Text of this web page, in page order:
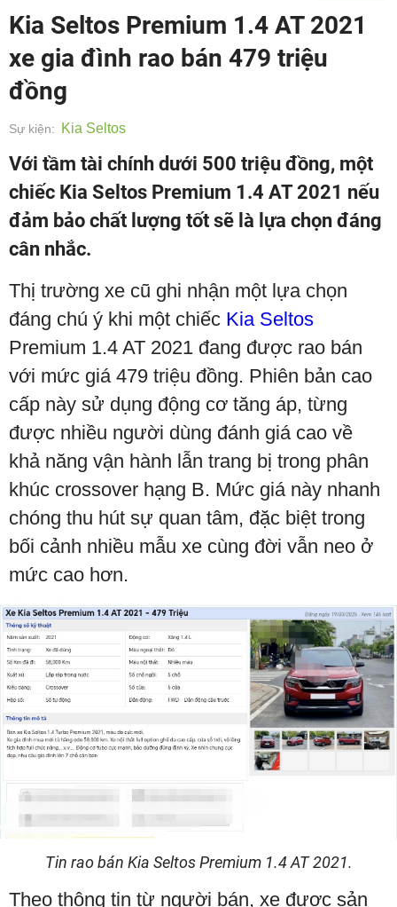
Kia Seltos Premium 1.4 AT 2021
xe gia đình rao bán 479 triệu
đồng
Sự kiện: Kia Seltos
Với tầm tài chính dưới 500 triệu đồng, một
chiếc Kia Seltos Premium 1.4 AT 2021 nếu
đảm bảo chất lượng tốt sẽ là lựa chọn đáng
cân nhắc.
Thị trường xe cũ ghi nhận một lựa chọn
đáng chú ý khi một chiếc Kia Seltos
Premium 1.4 AT 2021 đang được rao bán
với mức giá 479 triệu đồng. Phiên bản cao
cấp này sử dụng động cơ tăng áp, từng
được nhiều người dùng đánh giá cao về
khả năng vận hành lẫn trang bị trong phân
khúc crossover hạng B. Mức giá này nhanh
chóng thu hút sự quan tâm, đặc biệt trong
bối cảnh nhiều mẫu xe cùng đời vẫn neo ở
mức cao hơn.
Tin rao bán Kia Seltos Premium 1.4 AT 2021.
Theo thông tin từ người bán, xe được sản